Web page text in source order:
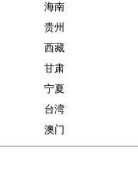
海南
贵州
西藏
甘肃
宁夏
台湾
澳门